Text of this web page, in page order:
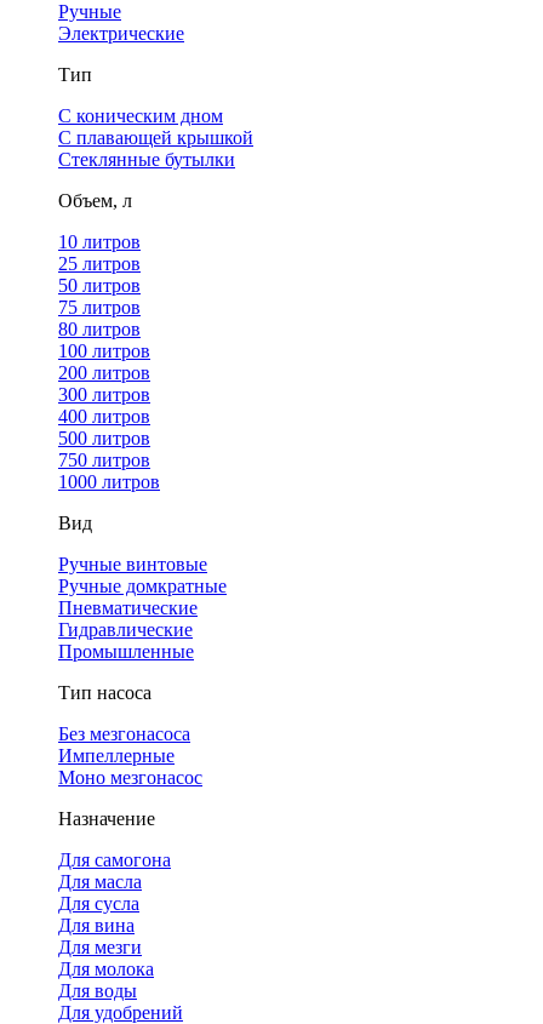
Ручные
Электрические
Тип
С коническим дном
С плавающей крышкой
Стеклянные бутылки
Объем, л
10 литров
25 литров
50 литров
75 литров
80 литров
100 литров
200 литров
300 литров
400 литров
500 литров
750 литров
1000 литров
Вид
Ручные винтовые
Ручные домкратные
Пневматические
Гидравлические
Промышленные
Тип насоса
Без мезгонасоса
Импеллерные
Моно мезгонасос
Назначение
Для самогона
Для масла
Для сусла
Для вина
Для мезги
Для молока
Для воды
Для удобрений